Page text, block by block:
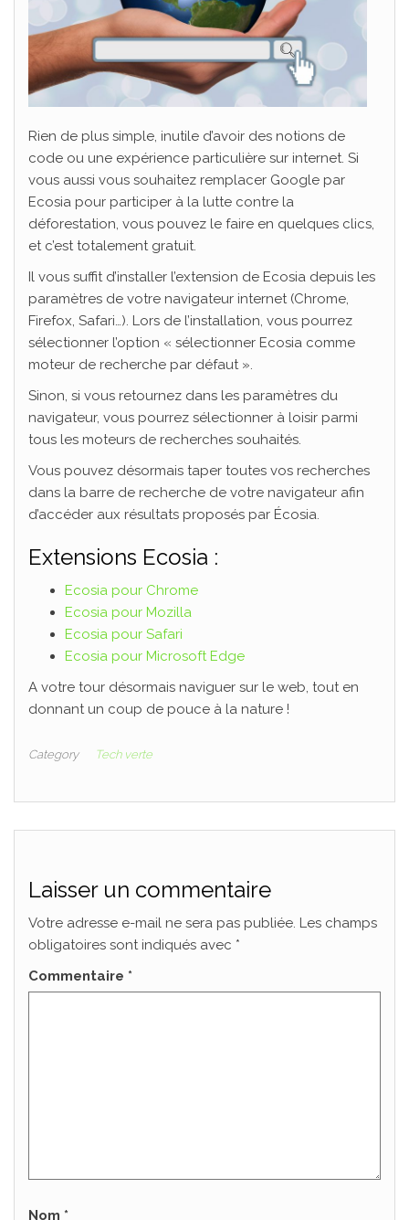
Rien de plus simple, inutile d’avoir des notions de
code ou une expérience particulière sur internet. Si
vous aussi vous souhaitez remplacer Google par
Ecosia pour participer à la lutte contre la
déforestation, vous pouvez le faire en quelques clics,
et c’est totalement gratuit.
Il vous suffit d’installer l’extension de Ecosia depuis les
paramètres de votre navigateur internet (Chrome,
Firefox, Safari…). Lors de l’installation, vous pourrez
sélectionner l’option « sélectionner Ecosia comme
moteur de recherche par défaut ».
Sinon, si vous retournez dans les paramètres du
navigateur, vous pourrez sélectionner à loisir parmi
tous les moteurs de recherches souhaités.
Vous pouvez désormais taper toutes vos recherches
dans la barre de recherche de votre navigateur afin
d’accéder aux résultats proposés par Écosia.
Extensions Ecosia :
Ecosia pour Chrome
Ecosia pour Mozilla
Ecosia pour Safari
Ecosia pour Microsoft Edge
A votre tour désormais naviguer sur le web, tout en
donnant un coup de pouce à la nature !
Category Tech verte
Laisser un commentaire
Votre adresse e-mail ne sera pas publiée. Les champs
obligatoires sont indiqués avec *
Commentaire *
Nom *